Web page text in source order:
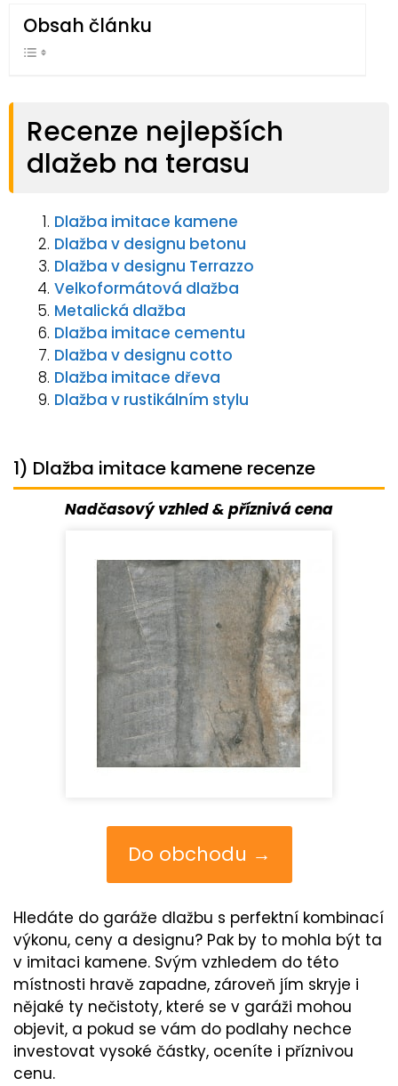
Obsah článku
Recenze nejlepších
dlažeb na terasu
Dlažba imitace kamene
Dlažba v designu betonu
Dlažba v designu Terrazzo
Velkoformátová dlažba
Metalická dlažba
Dlažba imitace cementu
Dlažba v designu cotto
Dlažba imitace dřeva
Dlažba v rustikálním stylu
1) Dlažba imitace kamene recenze
Nadčasový vzhled & příznivá cena
Do obchodu →
Hledáte do garáže dlažbu s perfektní kombinací
výkonu, ceny a designu? Pak by to mohla být ta
v imitaci kamene. Svým vzhledem do této
místnosti hravě zapadne, zároveň jím skryje i
nějaké ty nečistoty, které se v garáži mohou
objevit, a pokud se vám do podlahy nechce
investovat vysoké částky, oceníte i příznivou
cenu.